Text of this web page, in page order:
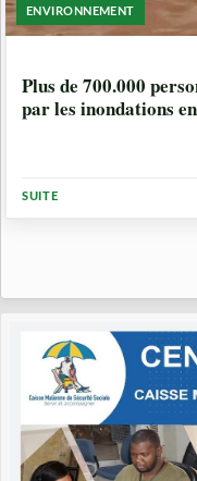
ENVIRONNEMENT
Plus de 700.000
par les inondations
SUITE